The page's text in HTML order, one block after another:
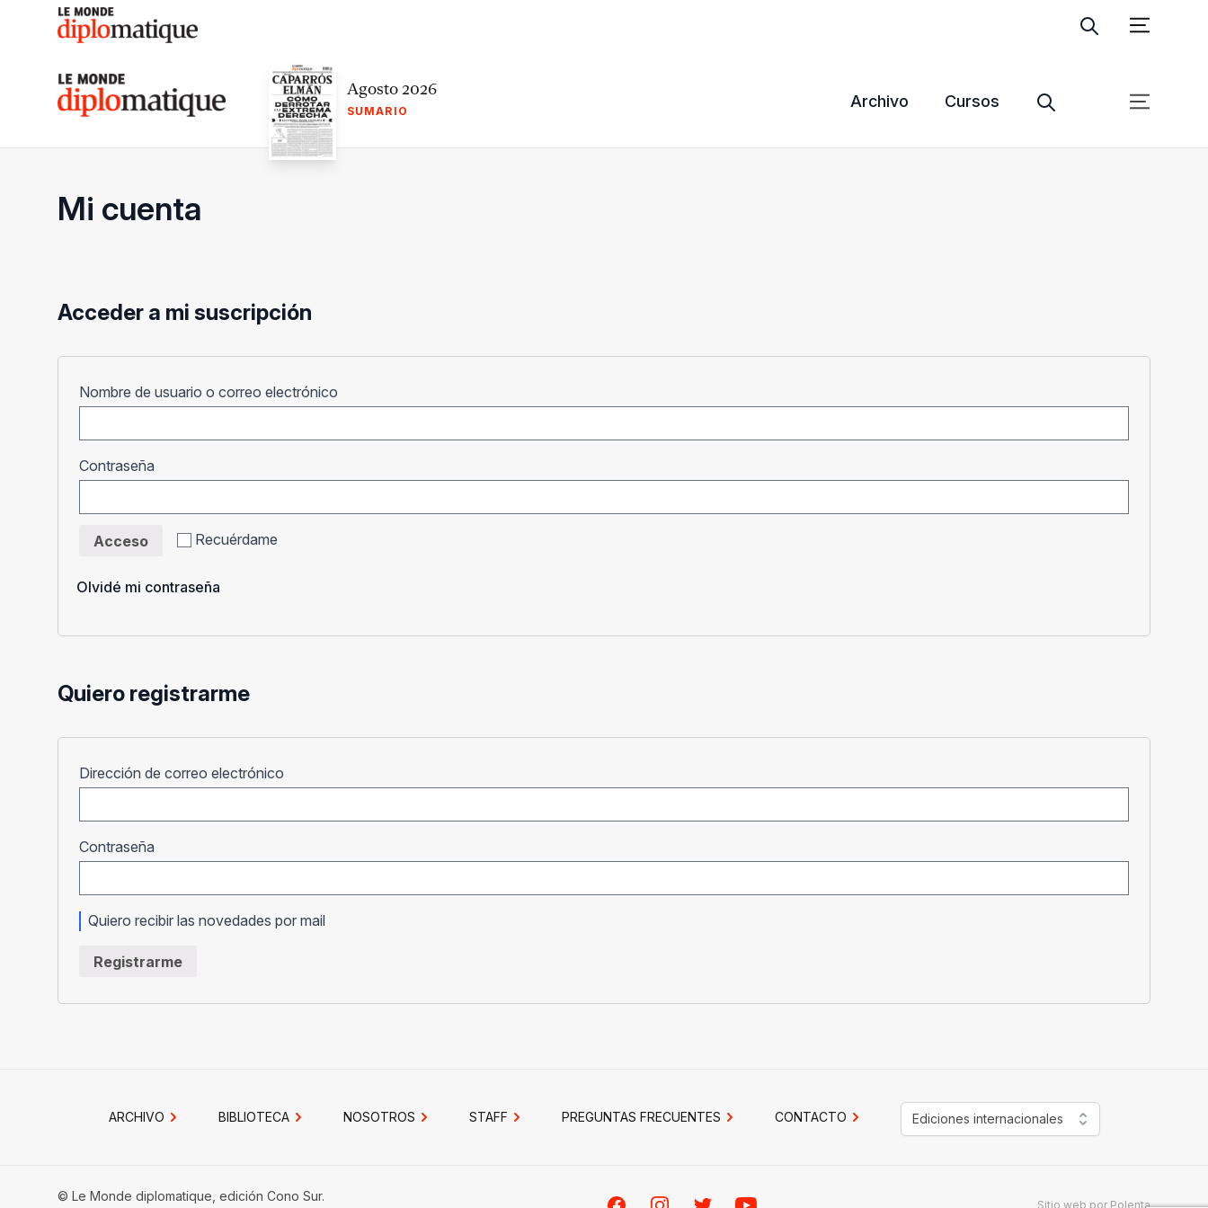
Suscribite
Le monde diplomatique Agosto 2026
SUMARIO
Archivo Cursos
Mi cuenta
Acceder a mi suscripción
Nombre de usuario o correo electrónico
Contraseña
Recuérdame
Acceso
Olvidé mi contraseña
Quiero registrarme
Dirección de correo electrónico
Contraseña
Quiero recibir las novedades por mail
Registrarme
ARCHIVO BIBLIOTECA NOSOTROS STAFF PREGUNTAS FRECUENTES CONTACTO Ediciones internacionales
© Le Monde diplomatique, edición Cono Sur.
Sitio web por Polenta